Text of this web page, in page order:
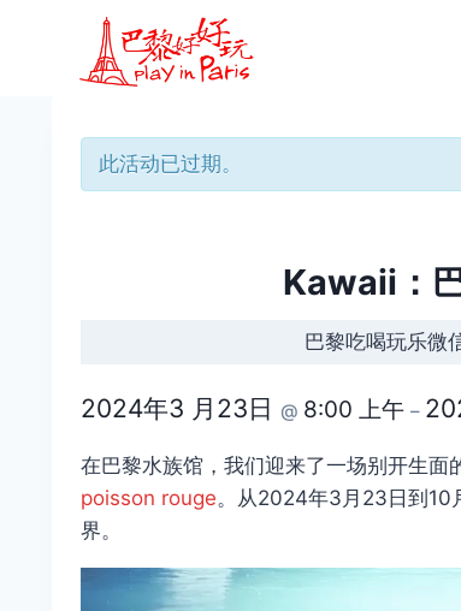
此活动已过期。
Kawaii：
巴黎吃喝玩乐微
2024年3 月23日 @ 8:00 上午 –
在巴黎水族馆，我们迎来了一场别开生
poisson rouge。从2024年3月23日到10
界。